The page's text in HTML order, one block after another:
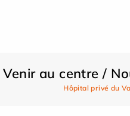
Venir au centre /
Hôpital privé du